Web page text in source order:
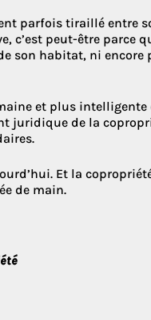
parfois tiraillé entre
c’est peut-être parce
son habitat, ni encore
et plus
juridique de la
Et la
de main.